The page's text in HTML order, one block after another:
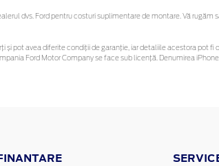
dvs. Ford pentru costuri suplimentare de montare. Vă
și pot avea diferite condiții de garanție, iar detaliile acestora pot
Ford Motor Company se face sub licență. Denumirea